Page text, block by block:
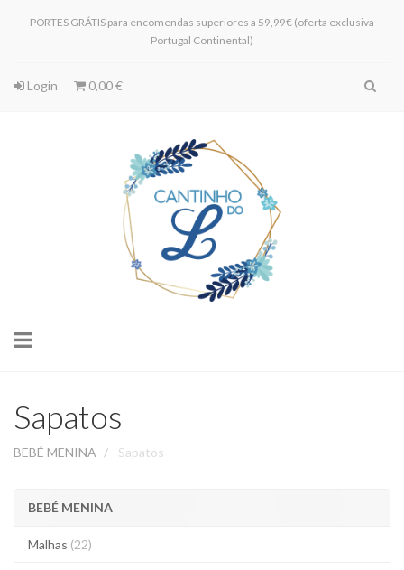
PORTES GRÁTIS para encomendas superiores a 59,99€ (oferta exclusiva
Portugal Continental)
Login 0,00 €
Toggle
Sapatos
BEBÉ MENINA Sapatos
BEBÉ MENINA
Malhas (22)